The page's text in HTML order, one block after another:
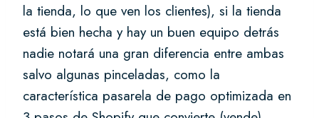
la tienda, lo que ven los clientes), si la tienda
está bien hecha y hay un buen equipo detrás
nadie notará una gran diferencia entre ambas
salvo algunas pinceladas, como la
característica pasarela de pago optimizada en